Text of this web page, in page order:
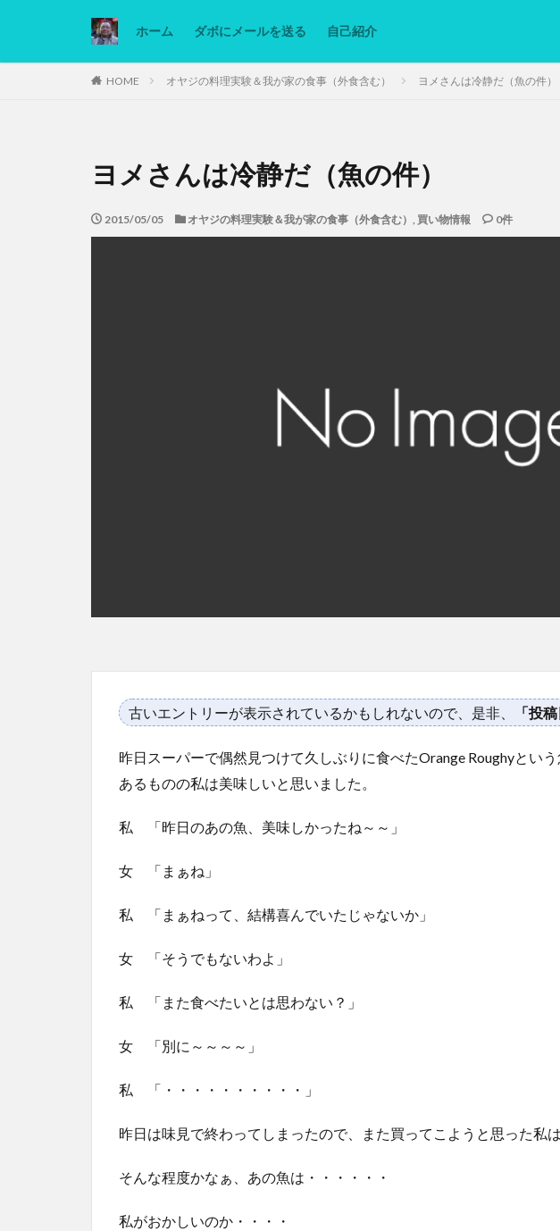
ホーム ダボにメールを送る 自己紹介
HOME オヤジの料理実験＆我が家の食事（外食含む） ヨメさんは冷静だ（魚の件）
ヨメさんは冷静だ（魚の件）
2015/05/05 オヤジの料理実験＆我が家の食事（外食含む） , 買い物情報 0件
古いエントリーが表示されているかもしれないので、是非、 「投稿
昨日スーパーで偶然見つけて久しぶりに食べたOrange Roughyとい
あるものの私は美味しいと思いました。
私 「昨日のあの魚、美味しかったね～～」
女 「まぁね」
私 「まぁねって、結構喜んでいたじゃないか」
女 「そうでもないわよ」
私 「また食べたいとは思わない？」
女 「別に～～～～」
私 「・・・・・・・・・・」
昨日は味見で終わってしまったので、また買ってこようと思った私
そんな程度かなぁ、あの魚は・・・・・・
私がおかしいのか・・・・
カテゴリー
Ninjatrader PC